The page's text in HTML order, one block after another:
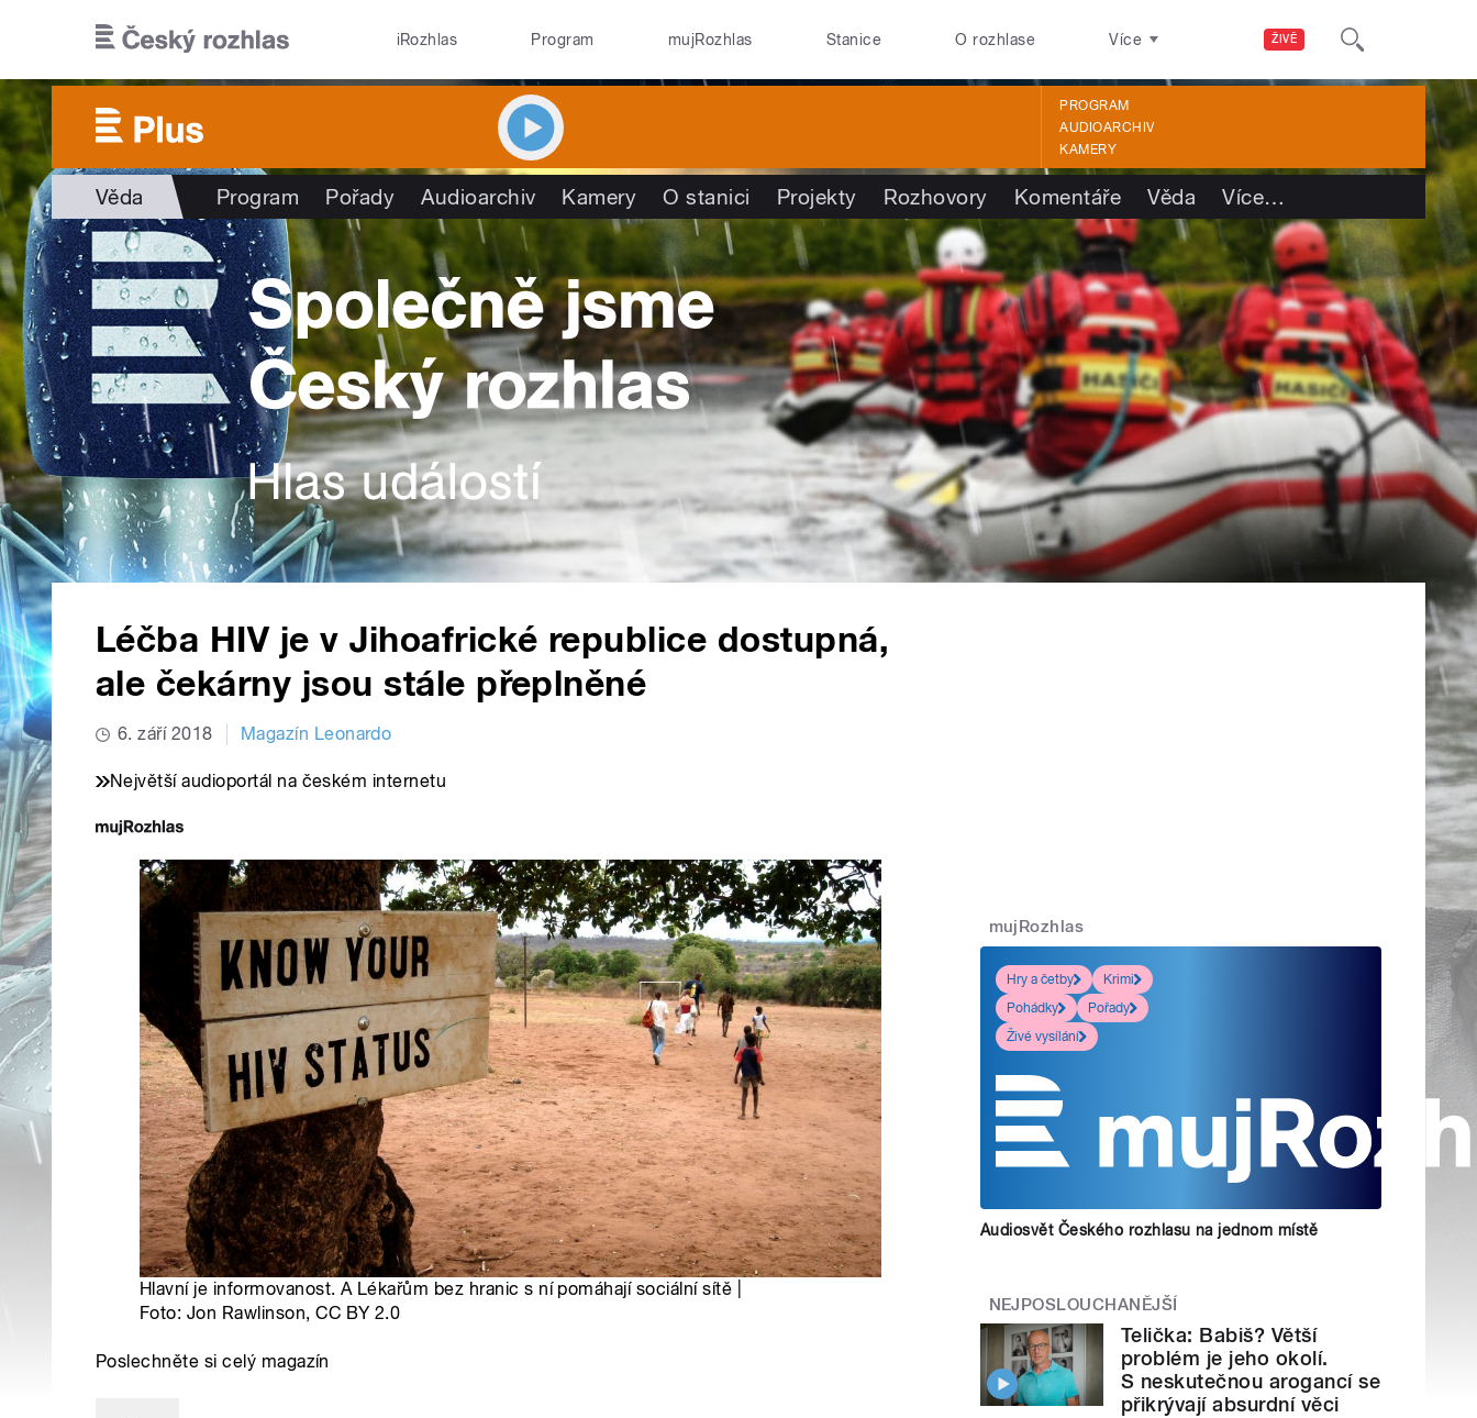
ŽIVĚ
iRozhlas Program mujRozhlas Stanice O rozhlase Více
PROGRAM
AUDIOARCHIV
KAMERY
Věda Program Pořady Audioarchiv Kamery O stanici Projekty Rozhovory Komentáře Věda Více…
Léčba HIV je v Jihoafrické republice dostupná,
ale čekárny jsou stále přeplněné
6. září 2018 Magazín Leonardo
Největší audioportál na českém internetu
Hlavní je informovanost. A Lékařům bez hranic s ní pomáhají sociální sítě |
Foto: Jon Rawlinson, CC BY 2.0
Poslechněte si celý magazín
mujRozhlas
Hry a četby
Krimi
Pohádky
Pořady
Živé vysílání
Audiosvět Českého rozhlasu na jednom místě
NEJPOSLOUCHANĚJŠÍ
Telička: Babiš? Větší
problém je jeho okolí.
S neskutečnou arogancí se
přikrývají absurdní věci